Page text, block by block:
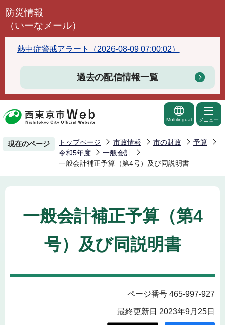
こ
頭
で
防災情報
（いーなメール）
熱中症警戒アラート（2026-08-09 07:00:02）
過去の配信情報一覧
Multilingual メニュー
現在のページ トップページ 市政情報 市の財政
予算
令和5年度
一般会計
一般会計補正予算（第4号）及び同説明書
一般会計補正予算（第4
号）及び同説明書
ページ番号 465-997-927
最終更新日 2023年9月25日